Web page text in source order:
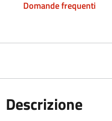
Domande frequenti
Descrizione